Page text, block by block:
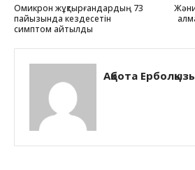
Омикрон жұқтырғандардың 73
пайызында кездесетін
симптом айтылды
Ақбота